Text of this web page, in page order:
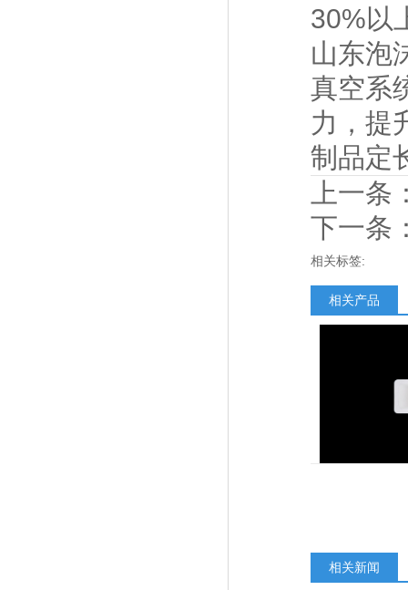
30%以
山东泡
真空系
力，提
制品定
上一条
下一条
相关标签:
相关产品
相关新闻